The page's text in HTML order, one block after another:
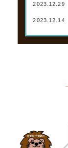
2023.12.29
2023.12.14